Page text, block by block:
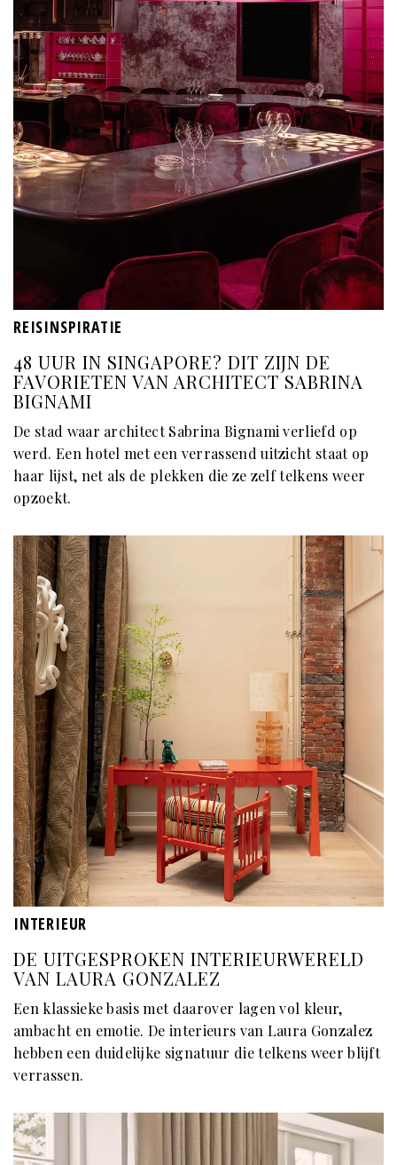
REISINSPIRATIE
48 UUR IN SINGAPORE? DIT ZIJN DE
FAVORIETEN VAN ARCHITECT SABRINA
BIGNAMI
De stad waar architect Sabrina Bignami verliefd op
werd. Een hotel met een verrassend uitzicht staat op
haar lijst, net als de plekken die ze zelf telkens weer
opzoekt.
INTERIEUR
DE UITGESPROKEN INTERIEURWERELD
VAN LAURA GONZALEZ
Een klassieke basis met daarover lagen vol kleur,
ambacht en emotie. De interieurs van Laura Gonzalez
hebben een duidelijke signatuur die telkens weer blijft
verrassen.